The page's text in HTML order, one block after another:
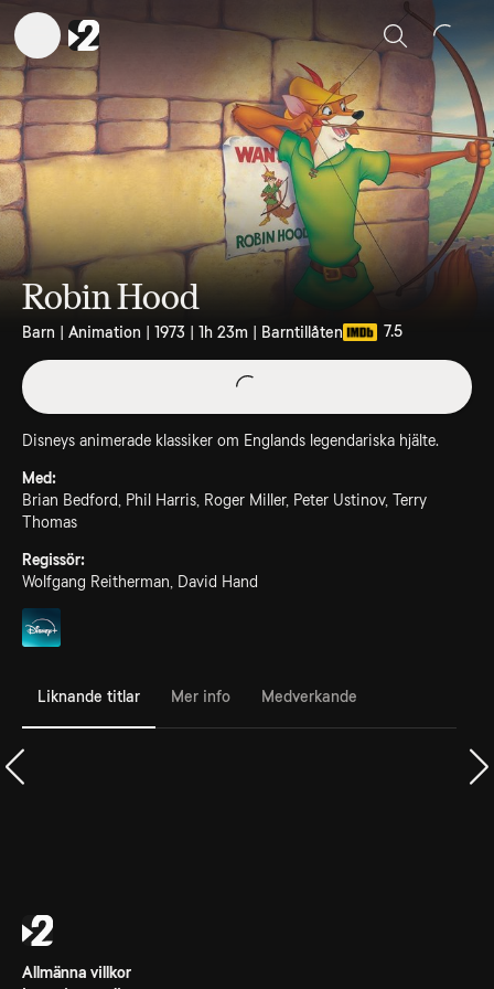
Sök
Robin Hood
Barn | Animation | 1973 | 1h 23m | Barntillåten 7.5
Disneys animerade klassiker om Englands legendariska hjälte.
Med:
Brian Bedford, Phil Harris, Roger Miller, Peter Ustinov, Terry
Thomas
Regissör:
Wolfgang Reitherman, David Hand
Liknande titlar Mer info Medverkande
Allmänna villkor